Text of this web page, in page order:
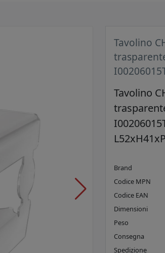
Tavolino
Tavolino
Brand
Codice MPN
Codice EAN
Dimensioni
Peso
Consegna
Spedizione